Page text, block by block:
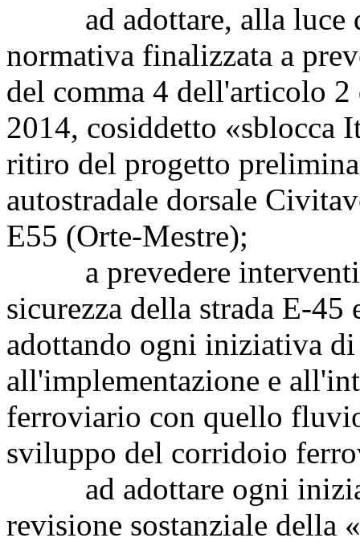
ad adottare, alla luce
normativa finalizzata a
del comma 4 dell'articolo
2014, cosiddetto «sblocca
ritiro del progetto
autostradale dorsale
E55 (Orte-Mestre);
a prevedere interventi
sicurezza della strada E-45
adottando ogni iniziativa
all'implementazione e
ferroviario con quello
sviluppo del corridoio
ad adottare ogni
revisione sostanziale della